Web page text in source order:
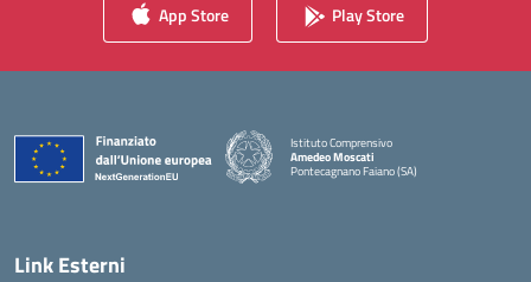
App Store Play Store
Istituto Comprensivo
Amedeo Moscati
Pontecagnano Faiano (SA)
— Visita la pagina iniziale della scuola
Link Esterni